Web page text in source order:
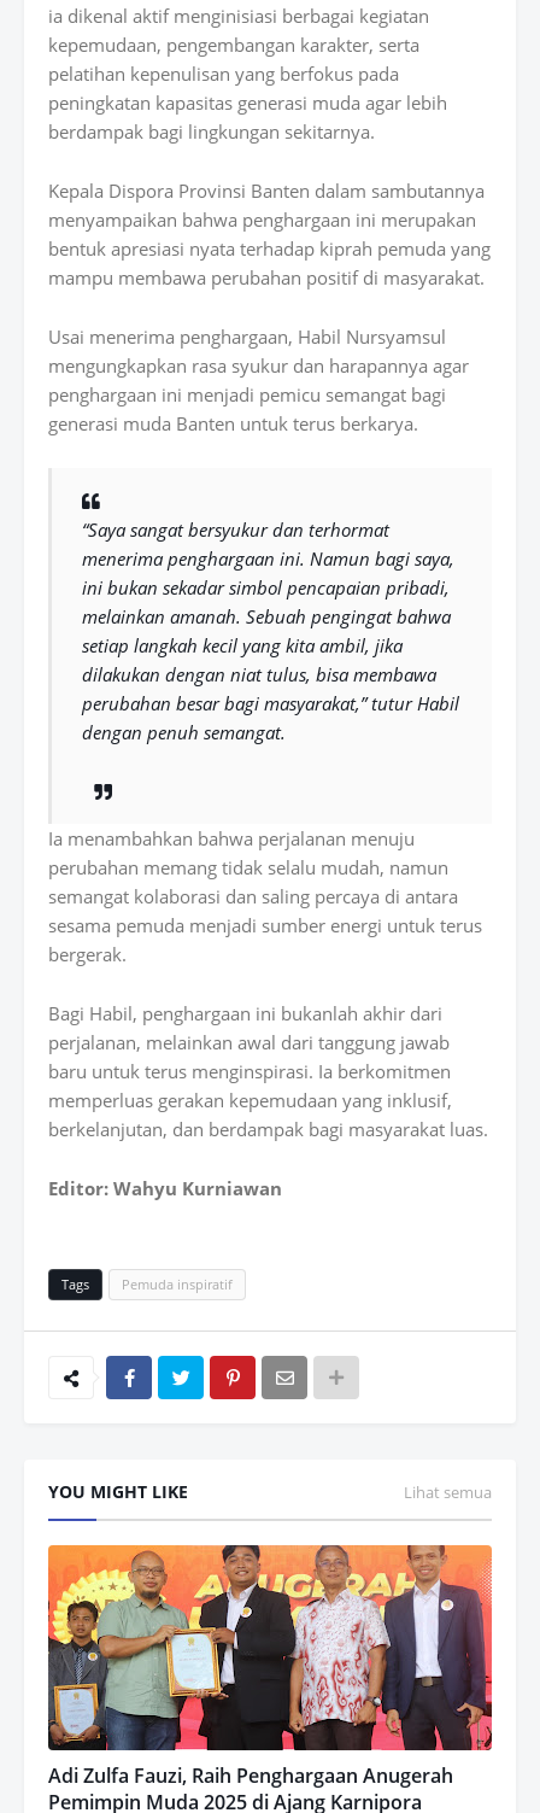
ia dikenal aktif menginisiasi berbagai kegiatan
kepemudaan, pengembangan karakter, serta
pelatihan kepenulisan yang berfokus pada
peningkatan kapasitas generasi muda agar lebih
berdampak bagi lingkungan sekitarnya.
Kepala Dispora Provinsi Banten dalam sambutannya
menyampaikan bahwa penghargaan ini merupakan
bentuk apresiasi nyata terhadap kiprah pemuda yang
mampu membawa perubahan positif di masyarakat.
Usai menerima penghargaan, Habil Nursyamsul
mengungkapkan rasa syukur dan harapannya agar
penghargaan ini menjadi pemicu semangat bagi
generasi muda Banten untuk terus berkarya.
“Saya sangat bersyukur dan terhormat
menerima penghargaan ini. Namun bagi saya,
ini bukan sekadar simbol pencapaian pribadi,
melainkan amanah. Sebuah pengingat bahwa
setiap langkah kecil yang kita ambil, jika
dilakukan dengan niat tulus, bisa membawa
perubahan besar bagi masyarakat,” tutur Habil
dengan penuh semangat.
Ia menambahkan bahwa perjalanan menuju
perubahan memang tidak selalu mudah, namun
semangat kolaborasi dan saling percaya di antara
sesama pemuda menjadi sumber energi untuk terus
bergerak.
Bagi Habil, penghargaan ini bukanlah akhir dari
perjalanan, melainkan awal dari tanggung jawab
baru untuk terus menginspirasi. Ia berkomitmen
memperluas gerakan kepemudaan yang inklusif,
berkelanjutan, dan berdampak bagi masyarakat luas.
Editor: Wahyu Kurniawan
Tags Pemuda inspiratif
YOU MIGHT LIKE Lihat semua
Adi Zulfa Fauzi, Raih Penghargaan Anugerah
Pemimpin Muda 2025 di Ajang Karnipora